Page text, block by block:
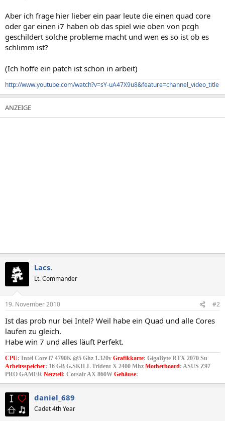
Aber ich frage hier lieber ein paar leute die einen quad core
oder gar einen i7 haben ob das spiel wie oben von pcgh
geschildert solche probleme macht und wen es so ist ob es
schlimm ist?
(Ich hoffe ein patch ist schon in arbeit)
http://www.youtube.com/watch?v=sY-uA47X9u8&feature=channel_video_title
Lacs.
Lt. Commander
19. November 2010 #2
Ist das prob nur bei Intel? Weil habe ein Quad und alle Cores
laufen zu gleich.
Habe win 7 und alles läuft Perfekt.
CPU: Intel Core i7 4790K @5 Ghz 1.320v Grafikkarte: GigaByte RTX 2070 Su
Arbeitsspeicher: 16 GB G.SKILL Trident X 2400 Mhz Motherboard: ASUS Z97
PRO GAMER Netzteil: Corsair AX 860W Gehäuse:
daniel_689
Cadet 4th Year